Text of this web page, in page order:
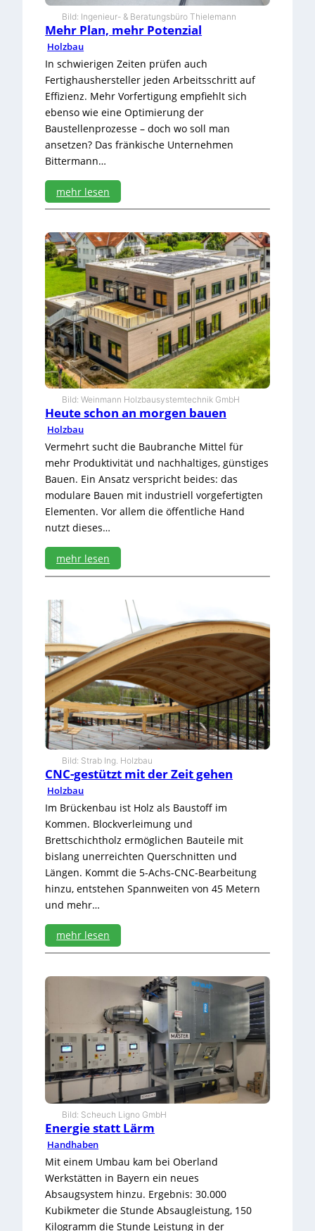
w
n
z
f
r
ä
s
e
r
i
m
E
i
s
t
z
Bild: Ingenieur- & Beratungsbüro Thielemann
Mehr Plan, mehr Potenzial
Holzbau
In schwierigen Zeiten prüfen auch
Fertighaushersteller jeden Arbeitsschritt auf
Effizienz. Mehr Vorfertigung empfiehlt sich
ebenso wie eine Optimierung der
Baustellenprozesse – doch wo soll man
ansetzen? Das fränkische Unternehmen
Bittermann…
mehr lesen
:
e
h
r
l
a
n
,
m
e
h
r
o
e
n
z
i
a
Bild: Weinmann Holzbausystemtechnik GmbH
Heute schon an morgen bauen
Holzbau
Vermehrt sucht die Baubranche Mittel für
mehr Produktivität und nachhaltiges, günstiges
Bauen. Ein Ansatz verspricht beides: das
modulare Bauen mit industriell vorgefertigten
Elementen. Vor allem die öffentliche Hand
nutzt dieses…
mehr lesen
:
e
e
s
c
h
o
n
a
n
m
r
g
e
b
a
u
e
n
Bild: Strab Ing. Holzbau
CNC-gestützt mit der Zeit gehen
Holzbau
Im Brückenbau ist Holz als Baustoff im
Kommen. Blockverleimung und
Brettschichtholz ermöglichen Bauteile mit
bislang unerreichten Querschnitten und
Längen. Kommt die 5-Achs-CNC-Bearbeitung
hinzu, entstehen Spannweiten von 45 Metern
und mehr…
mehr lesen
:
N
-
e
ü
t
z
m
d
e
r
Z
e
Bild: Scheuch Ligno GmbH
Energie statt Lärm
Handhaben
Mit einem Umbau kam bei Oberland
Werkstätten in Bayern ein neues
Absaugsystem hinzu. Ergebnis: 30.000
Kubikmeter die Stunde Absaugleistung, 150
Kilogramm die Stunde Leistung in der